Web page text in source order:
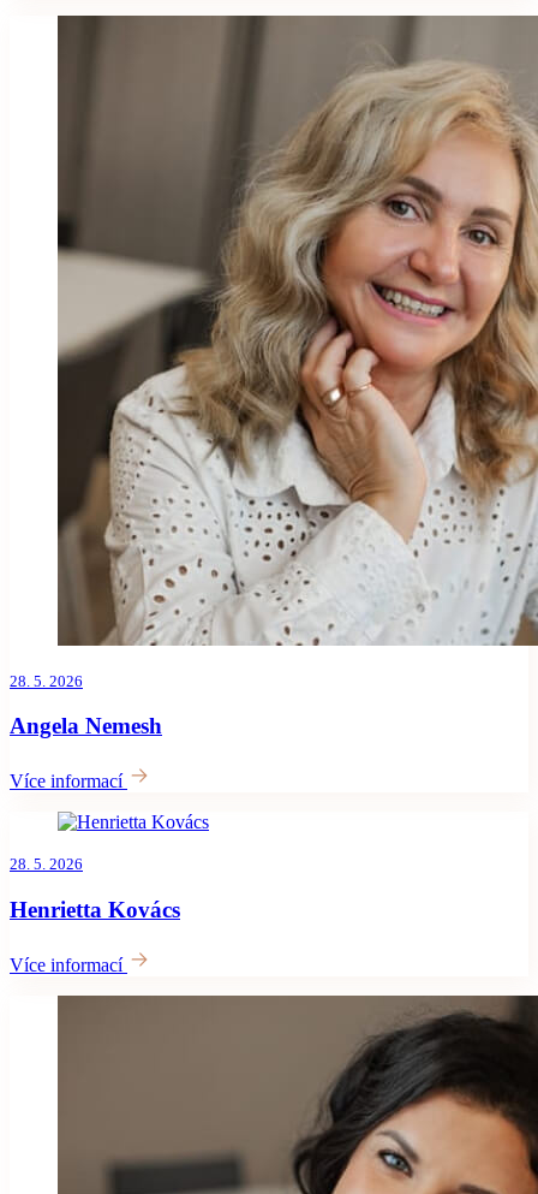
28. 5. 2026
Angela Nemesh
Více informací
28. 5. 2026
Henrietta Kovács
Více informací